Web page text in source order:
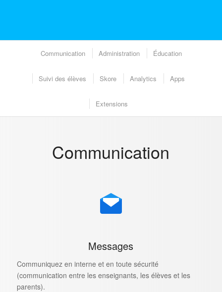
Communication Administration Éducation
Suivi des élèves Skore Analytics Apps
Extensions
Communication
Messages
Communiquez en interne et en toute sécurité
(communication entre les enseignants, les élèves et les
parents).